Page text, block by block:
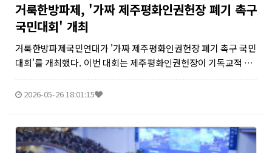
거룩한방파제, '가짜 제주평화인권헌장 폐기 촉구
국민대회' 개최
거룩한방파제국민연대가 '가짜 제주평화인권헌장 폐기 촉구 국민
대회'를 개최했다. 이번 대회는 제주평화인권헌장이 기독교적 가
석자들은 헌장 폐기를 촉구하며, 한국교회의 거룩성을 지키기 위
2026-05-26 18:01:15